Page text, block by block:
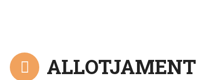
ALLOTJAMENT